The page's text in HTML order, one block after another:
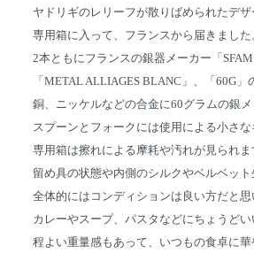
ヤドリギのレリーフが散りばめられたデ
専用箱に入って、フランスから届きました
2本ともにフランスの銀器メーカー「SFAM
「METAL ALLIAGES BLANC」、「60G」
銅、ニッケルなどの合金に60グラムの銀
スプーンとフォークには使用による小さな
専用箱は擦れによる摩耗や汚れが見られま
留め具の状態や内側のシルクやベルベット
全体的にはコンディションは良い方だと思
カレーやスープ、パスタなどにちょうどい
程よい重量感もあって、いつもの食卓に華